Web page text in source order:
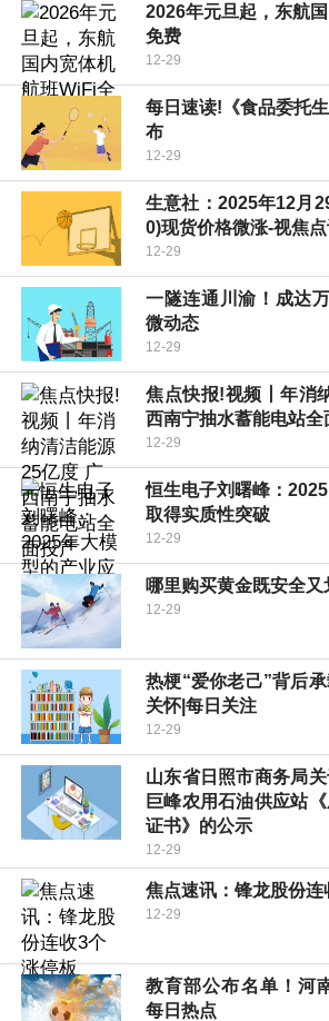
2026年元旦起，东航
免费
12-29
每日速读!《食品委托
布
12-29
生意社：2025年12月
0)现货价格微涨-视焦
12-29
一隧连通川渝！成达
微动态
12-29
焦点快报!视频丨年消
西南宁抽水蓄能电站全
12-29
恒生电子刘曙峰：
取得实质性突破
12-29
哪里购买黄金既安全
12-29
热梗“爱你老己”背后
关怀|每日关注
12-29
山东省日照市商务局
巨峰农用石油供应站
证书》的公示
12-29
焦点速讯：锋龙股份连
12-29
教育部公布名单！河
每日热点